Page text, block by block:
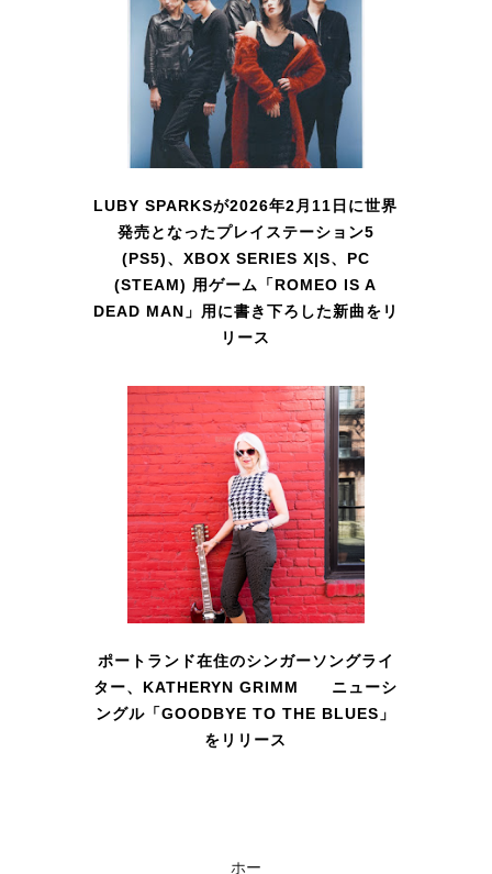
LUBY SPARKSが2026年2月11日に世界
発売となったプレイステーション5
(PS5)、XBOX SERIES X|S、PC
(STEAM) 用ゲーム「ROMEO IS A
DEAD MAN」用に書き下ろした新曲をリ
リース
ポートランド在住のシンガーソングライ
ター、KATHERYN GRIMM ニューシ
ングル「GOODBYE TO THE BLUES」
をリリース
ホー